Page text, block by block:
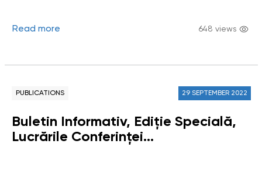
Read more 648 views
PUBLICATIONS 29 SEPTEMBER 2022
Buletin Informativ, Ediție Specială,
Lucrările Conferinței